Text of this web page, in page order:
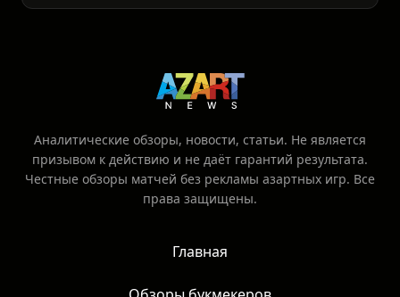
Аналитические обзоры, новости, статьи. Не является
призывом к действию и не даёт гарантий результата.
Честные обзоры матчей без рекламы азартных игр. Все
права защищены.
Главная